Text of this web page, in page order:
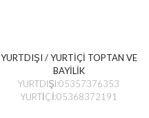
YURTDIŞI / YURTİÇİ TOPTAN VE
BAYİLİK
YURTDIŞI:05357376353
YURTİÇİ:05368372191